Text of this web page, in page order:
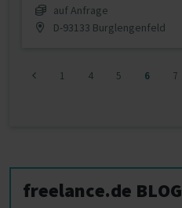
auf Anfrage
D-93133 Burglengenfeld
1 4 5 6 7
freelance.de BLOG